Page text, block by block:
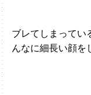
ブレてしまってい
んなに細長い顔を